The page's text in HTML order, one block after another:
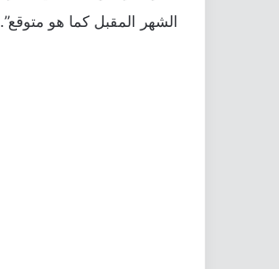
الشهر المقبل كما هو متوقع”.